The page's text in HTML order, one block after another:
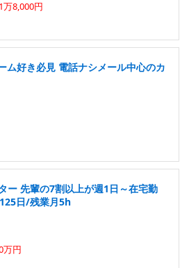
万8,000円
ム好き必見 電話ナシメール中心のカ
ー 先輩の7割以上が週1日～在宅勤
日/残業月5h
万円